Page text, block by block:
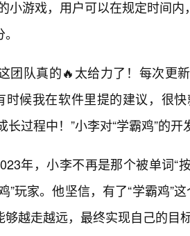
小游戏，用户可以在规定时间
团队真的🔥太给力了！每次更
时候我在软件里提的建议，很
长过程中！”小李对“学霸鸡”的
年，小李不再是那个被单词“
”玩家。他坚信，有了“学霸鸡”
够越走越远，最终实现自己的目